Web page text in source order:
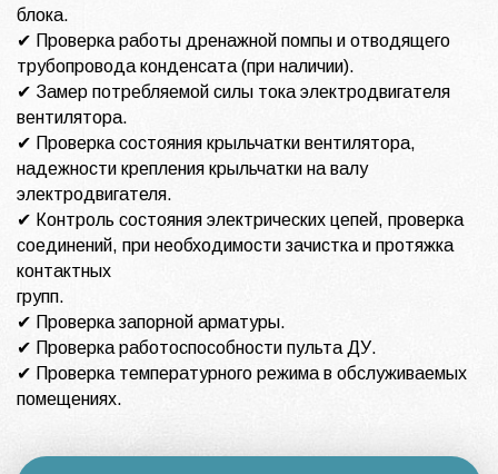
блока.
✔ Проверка работы дренажной помпы и отводящего
трубопровода конденсата (при наличии).
✔ Замер потребляемой силы тока электродвигателя
вентилятора.
✔ Проверка состояния крыльчатки вентилятора,
надежности крепления крыльчатки на валу
электродвигателя.
✔ Контроль состояния электрических цепей, проверка
соединений, при необходимости зачистка и протяжка
контактных
групп.
✔ Проверка запорной арматуры.
✔ Проверка работоспособности пульта ДУ.
✔ Проверка температурного режима в обслуживаемых
помещениях.